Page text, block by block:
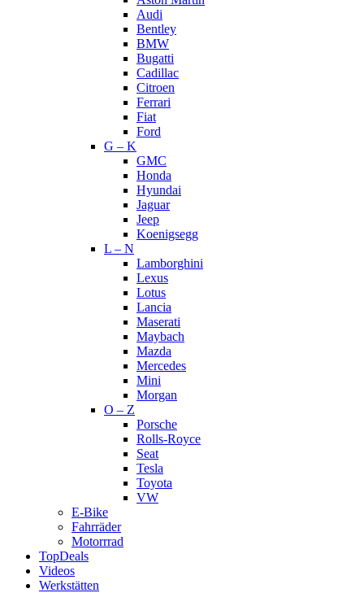
Audi
Bentley
BMW
Bugatti
Cadillac
Citroen
Ferrari
Fiat
Ford
G – K
GMC
Honda
Hyundai
Jaguar
Jeep
Koenigsegg
L – N
Lamborghini
Lexus
Lotus
Lancia
Maserati
Maybach
Mazda
Mercedes
Mini
Morgan
O – Z
Porsche
Rolls-Royce
Seat
Tesla
Toyota
VW
E-Bike
Fahrräder
Motorrrad
TopDeals
Videos
Werkstätten